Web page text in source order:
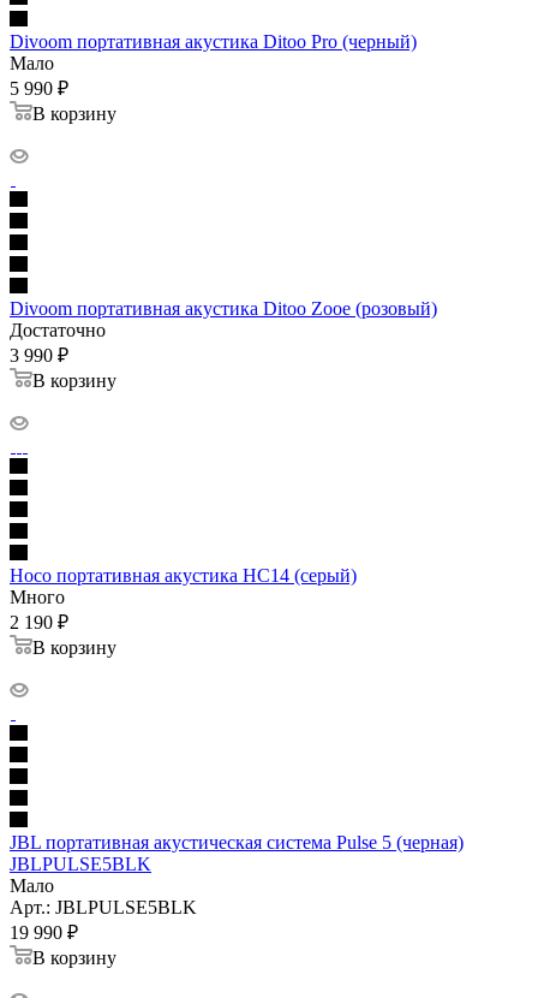
Divoom портативная акустика Ditoo Pro (черный)
Мало
5 990 ₽
В корзину
Divoom портативная акустика Ditoo Zooe (розовый)
Достаточно
3 990 ₽
В корзину
Hoco портативная акустика HC14 (серый)
Много
2 190 ₽
В корзину
JBL портативная акустическая система Pulse 5 (черная)
JBLPULSE5BLK
Мало
Арт.: JBLPULSE5BLK
19 990 ₽
В корзину